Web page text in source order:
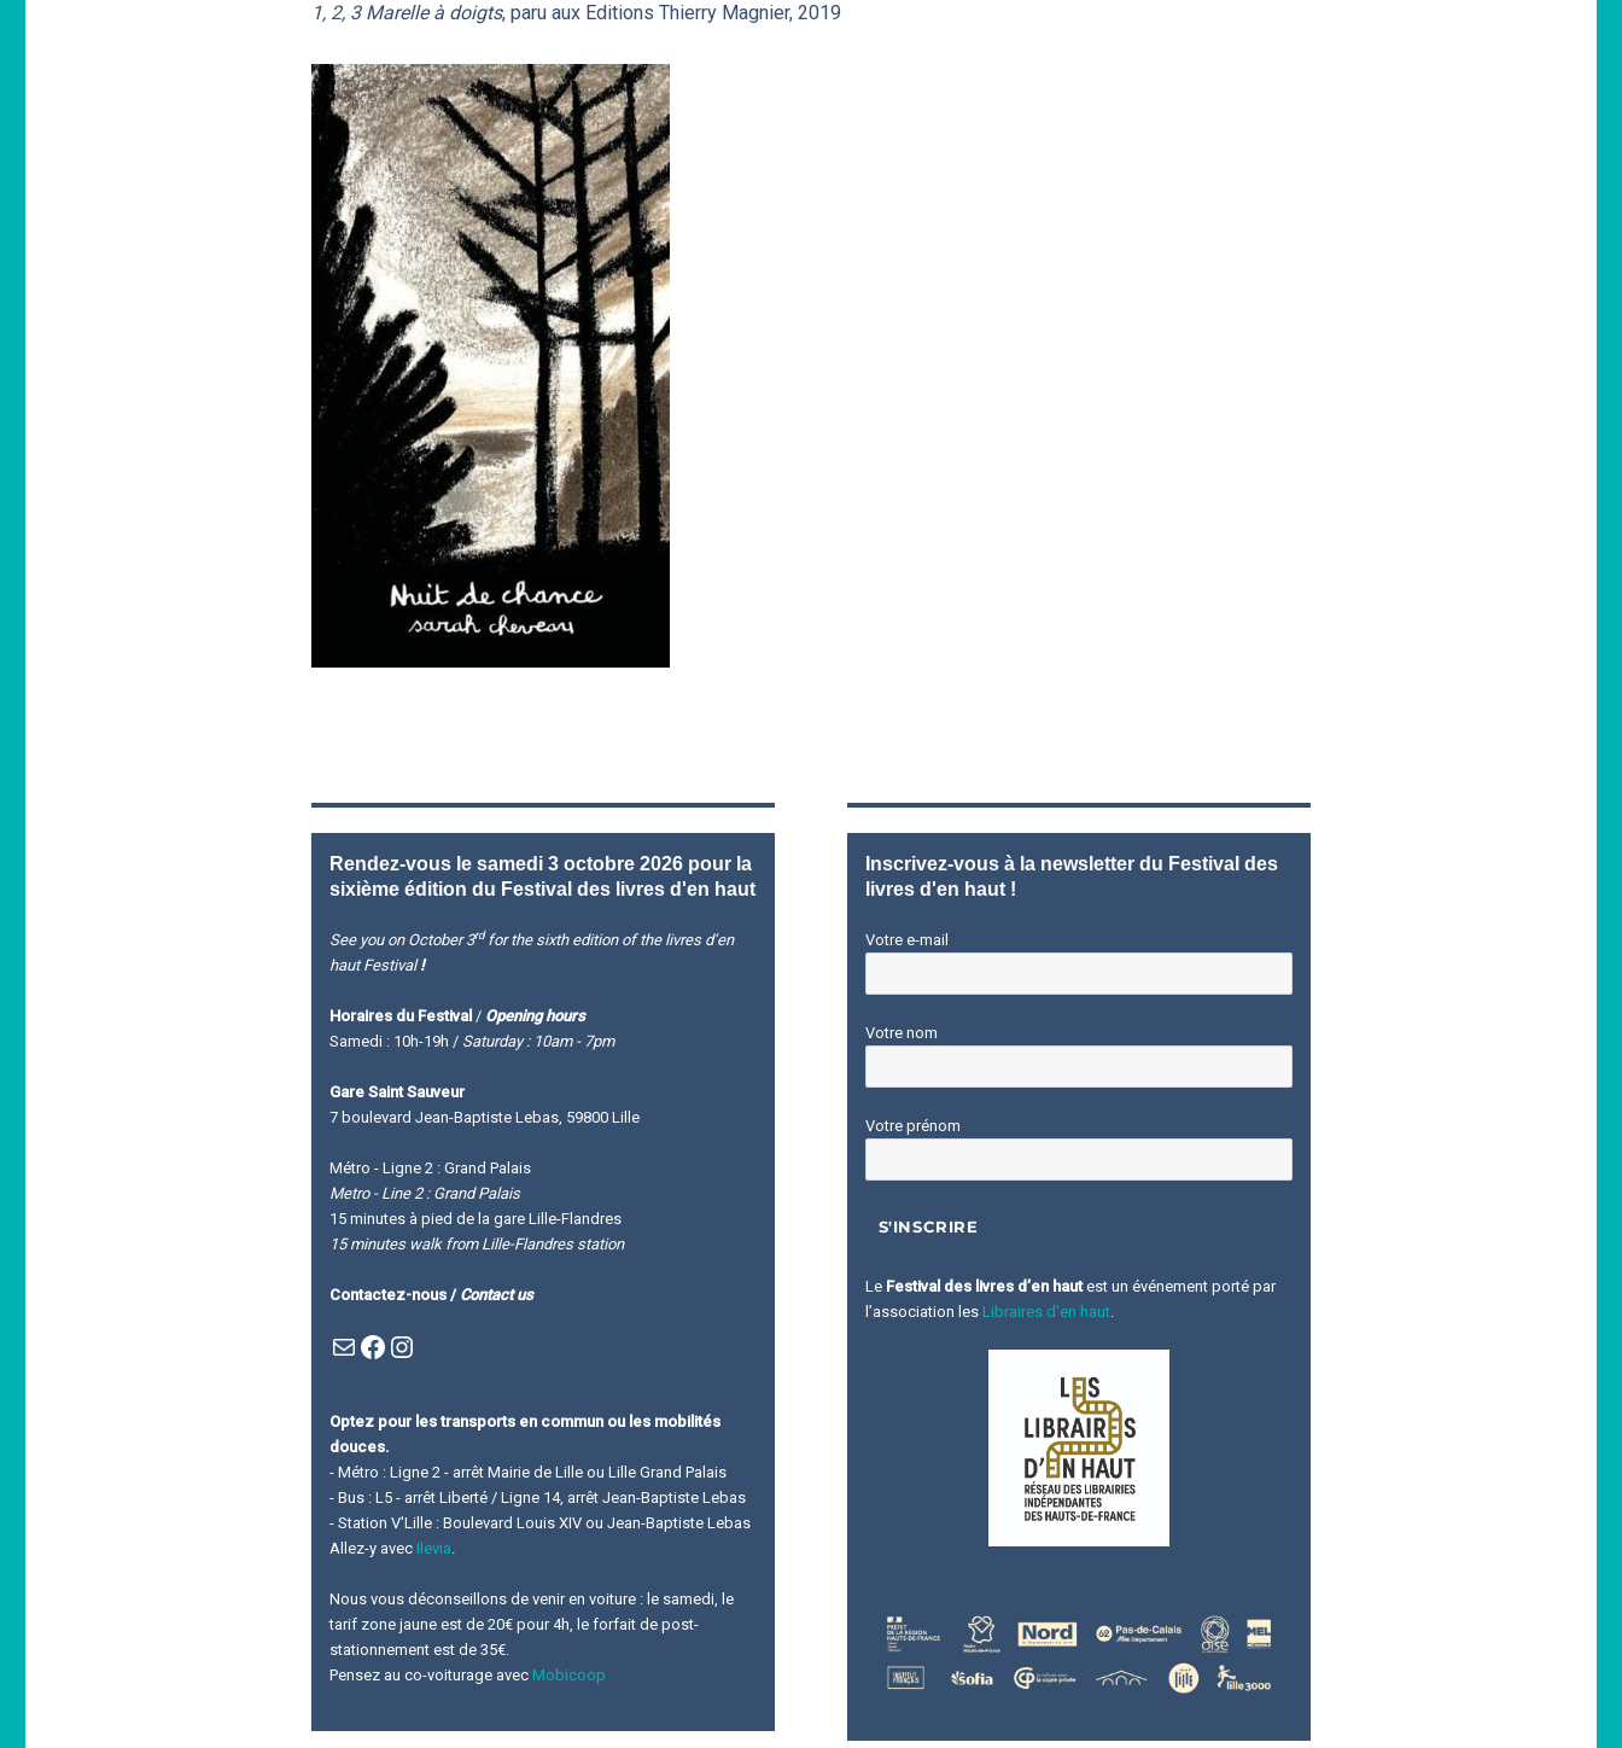
1, 2, 3 Marelle à doigts, paru aux Editions Thierry Magnier, 2019
Rendez-vous le samedi 3 octobre 2026 pour la
sixième édition du Festival des livres d'en haut
See you on October 3rdfor the sixth edition of the livres d’en
haut Festival!
Horaires du Festival / Opening hours
Samedi : 10h-19h /Saturday : 10am - 7pm
Gare Saint Sauveur
7 boulevard Jean-Baptiste Lebas, 59800 Lille
Métro - Ligne 2 : Grand Palais
Metro - Line 2 : Grand Palais
15 minutes à pied de la gare Lille-Flandres
15 minutes walk from Lille-Flandres station
Contactez-nous / Contact us
Mail
Facebook : Festivla des livres d'en hautInstagram
Optez pour les transports en commun ou les mobilités
douces.
- Métro : Ligne 2 - arrêt Mairie de Lille ou Lille Grand Palais
- Bus : L5 - arrêt Liberté / Ligne 14, arrêt Jean-Baptiste Lebas
- Station V'Lille : Boulevard Louis XIV ou Jean-Baptiste Lebas
Allez-y avec Ilevia
Nous vous déconseillons de venir en voiture : le samedi, le
tarif zone jaune est de 20€ pour 4h, le forfait de post-
stationnement est de 35€.
Pensez au co-voiturage avec Mobicoop
Inscrivez-vous à la newsletter du Festival des
livres d'en haut !
Votre e-mail
Votre nom
Votre prénom
Le Festival des livres d’en hautest un événement porté par
l’association les Libraires d'en haut.